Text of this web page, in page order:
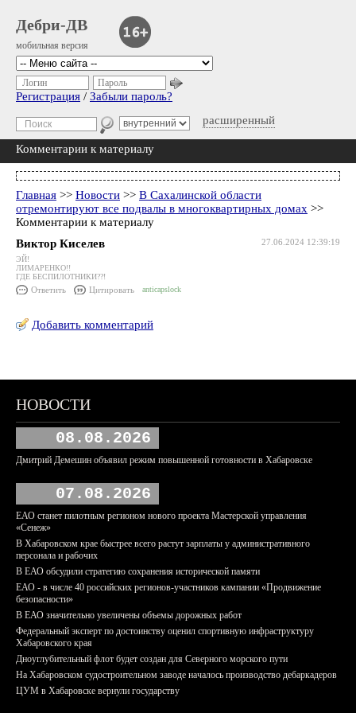
Дебри-ДВ
мобильная версия
расширенный
Логин Пароль
Регистрация / Забыли пароль?
Комментарии к материалу
Главная >> Новости >> В Сахалинской области
отремонтируют все подвалы в многоквартирных домах >>
Комментарии к материалу
27.06.2024 12:39:19
Виктор Киселев
ЭЙ!
ЛИМАРЕНКО!!
ГДЕ БЕСПИЛОТНИКИ??!
Ответить Цитировать anticapslock
Добавить комментарий
НОВОСТИ
08.08.2026
Дмитрий Демешин объявил режим повышенной готовности в Хабаровске
07.08.2026
ЕАО станет пилотным регионом нового проекта Мастерской управления
«Сенеж»
В Хабаровском крае быстрее всего растут зарплаты у административного
персонала и рабочих
В ЕАО обсудили стратегию сохранения исторической памяти
ЕАО - в числе 40 российских регионов-участников кампании «Продвижение
безопасности»
В ЕАО значительно увеличены объемы дорожных работ
Федеральный эксперт по достоинству оценил спортивную инфраструктуру
Хабаровского края
Дноуглубительный флот будет создан для Северного морского пути
На Хабаровском судостроительном заводе началось производство дебаркадеров
ЦУМ в Хабаровске вернули государству